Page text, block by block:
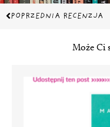
Prev
POPRZEDNIA RECENZJA
Może Ci